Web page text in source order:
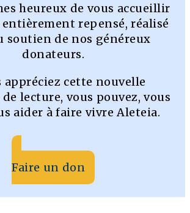
heureux de vous accueillir
repensé, réalisé
soutien de nos généreux
donateurs.
appréciez cette nouvelle
lecture, vous pouvez, vous
aider à faire vivre Aleteia.
Faire un don